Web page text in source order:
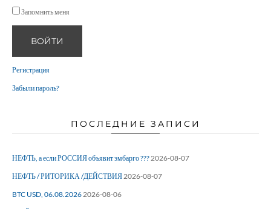
Запомнить меня
ВОЙТИ
Регистрация
Забыли пароль?
ПОСЛЕДНИЕ ЗАПИСИ
НЕФТЬ, а если РОССИЯ объявит эмбарго ???2026-08-07
НЕФТЬ / РИТОРИКА /ДЕЙСТВИЯ2026-08-07
BTC USD, 06.08.20262026-08-06